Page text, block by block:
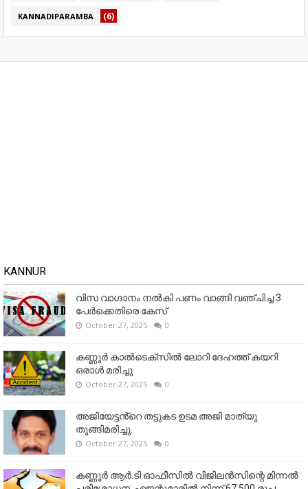
KANNADIPARAMBA (6)
KANNUR
വിസ വാഗ്ദാനം നൽകി പണം വാങ്ങി വഞ്ചിച്ച 3
പേർക്കെതിരെ കേസ്
October 27, 2025 0
കണ്ണൂര്‍ കാല്‍ടെക്‌സില്‍ ലോറി ദേഹത്ത് കയറി
ഒരാള്‍ മരിച്ചു
October 27, 2025 0
അജിയേട്ടൻ്റെ തട്ടുകട ഉടമ അജി മാത്യു
തൂങ്ങിമരിച്ചു.
October 27, 2025 0
കണ്ണൂര്‍ ആര്‍.ടി ഓഫീസില്‍ വിജിലൻസിന്റെ മിന്നല്‍